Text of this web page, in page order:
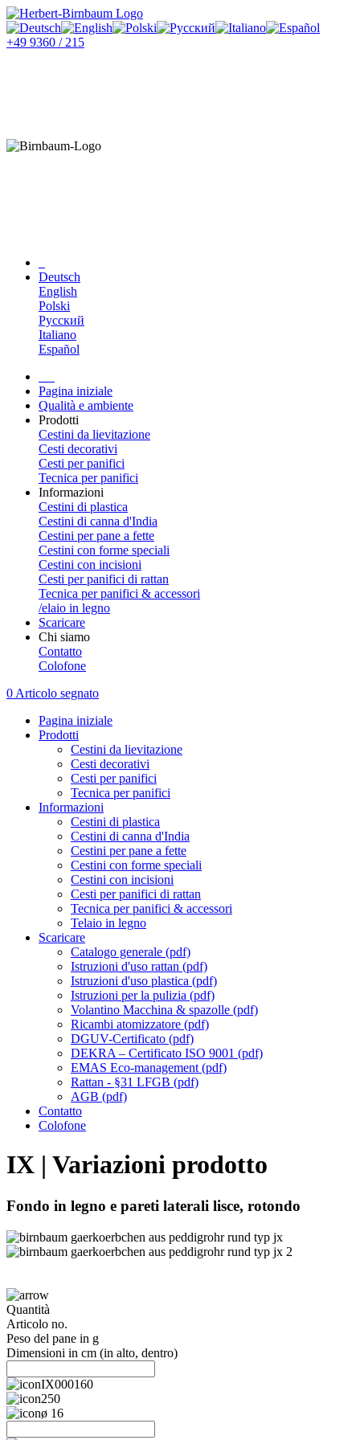
+49 9360 / 215
Deutsch
English
Polski
Русский
Italiano
Español
Pagina iniziale
Qualità e ambiente
Prodotti
Cestini da lievitazione
Cesti decorativi
Cesti per panifici
Tecnica per panifici
Informazioni
Cestini di plastica
Cestini di canna d'India
Cestini per pane a fette
Cestini con forme speciali
Cestini con incisioni
Cesti per panifici di rattan
Tecnica per panifici & accessori
/elaio in legno
Scaricare
Chi siamo
Contatto
Colofone
0 Articolo segnato
Pagina iniziale
Prodotti
Cestini da lievitazione
Cesti decorativi
Cesti per panifici
Tecnica per panifici
Informazioni
Cestini di plastica
Cestini di canna d'India
Cestini per pane a fette
Cestini con forme speciali
Cestini con incisioni
Cesti per panifici di rattan
Tecnica per panifici & accessori
Telaio in legno
Scaricare
Catalogo generale (pdf)
Istruzioni d'uso rattan (pdf)
Istruzioni d'uso plastica (pdf)
Istruzioni per la pulizia (pdf)
Volantino Macchina & spazolle (pdf)
Ricambi atomizzatore (pdf)
DGUV-Certificato (pdf)
DEKRA – Certificato ISO 9001 (pdf)
EMAS Eco-management (pdf)
Rattan - §31 LFGB (pdf)
AGB (pdf)
Contatto
Colofone
IX | Variazioni prodotto
Fondo in legno e pareti laterali lisce, rotondo
Quantità
Articolo no.
Peso del pane in g
Dimensioni in cm (in alto, dentro)
IX000160
250
ø 16